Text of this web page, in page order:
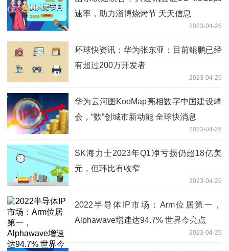
速率，助力淄博烧烤节 天天信息
2023-04-26
环球快资讯：华为张东亚：目前鲲鹏已经
有超过200万开发者
2023-04-26
华为云河图KooMap亮相数字中国建设峰
会，“数”创城市新动能 全球快消息
2023-04-26
SK海力士2023年Q1净亏损仍超18亿美
元，但环比有收窄
2023-04-26
2022半导体IP市场：Arm位居第一，
Alphawave增速达94.7% 世界今亮点
2023-04-26